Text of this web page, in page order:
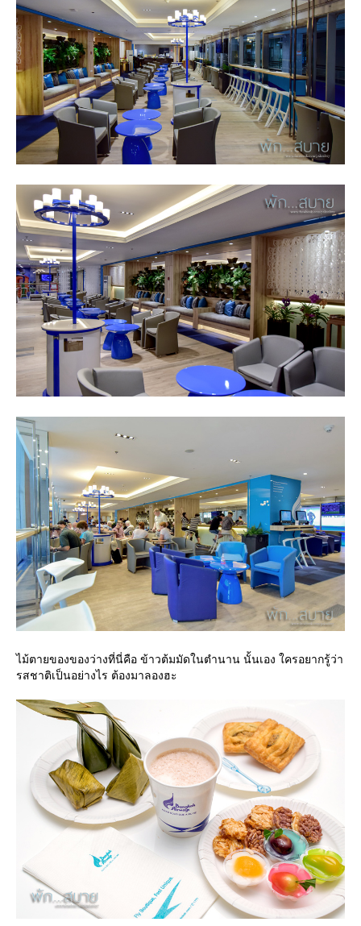
ไม้ตายของของว่างที่นี่คือ ข้าวต้มมัดในตำนาน นั้นเอง ใครอยากรู้ว่า
รสชาติเป็นอย่างไร ต้องมาลองฮะ